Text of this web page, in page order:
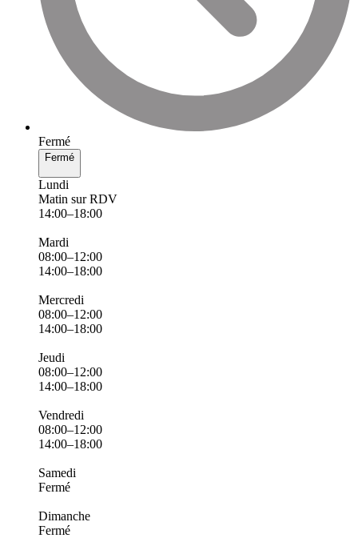
Fermé
Fermé
Lundi
Matin sur RDV
14:00–18:00
Mardi
08:00–12:00
14:00–18:00
Mercredi
08:00–12:00
14:00–18:00
Jeudi
08:00–12:00
14:00–18:00
Vendredi
08:00–12:00
14:00–18:00
Samedi
Fermé
Dimanche
Fermé